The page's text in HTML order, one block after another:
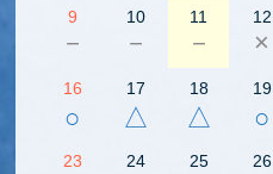
9
－
10
－
11
－
12
×
16
○
17
△
18
△
19
○
23 24 25 26